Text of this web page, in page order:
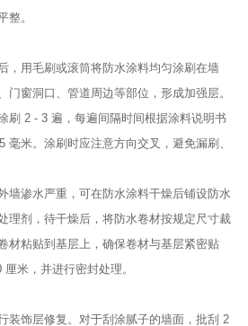
整。​
，用毛刷或滚筒将防水涂料均匀涂刷在墙
门窗洞口、管道周边等部位，形成加强层。
刷 2 - 3 遍，每遍间隔时间根据涂料说明书
毫米。涂刷时应注意方向交叉，避免漏刷、
墙渗水严重，可在防水涂料干燥后铺设防水
理剂，待干燥后，将防水卷材按规定尺寸裁
材粘贴到基层上，确保卷材与基层紧密贴
米，并进行密封处理。​
装饰层修复。对于刮涂腻子的墙面，批刮 2